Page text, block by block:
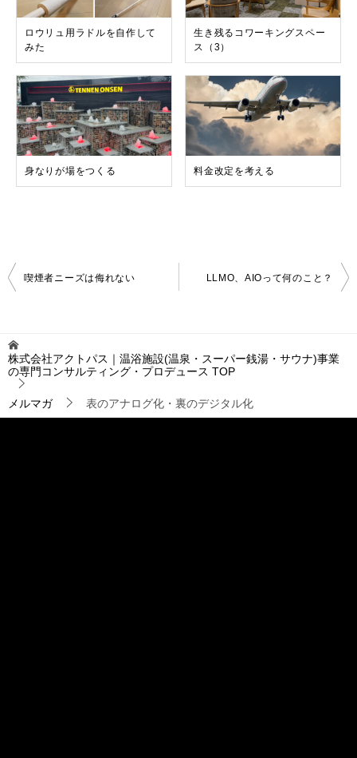
ロウリュ用ラドルを自作して
みた
生き残るコワーキングスペー
ス（3）
身なりが場をつくる 料金改定を考える
投
稿
ゲ
ー
シ
ョ
ン
喫煙者ニーズは侮れない LLMO、AIOって何のこと？
株式会社アクトパス｜温浴施設(温泉・スーパー銭湯・サウナ)事業
の専門コンサルティング・プロデュース TOP
メルマガ 表のアナログ化・裏のデジタル化